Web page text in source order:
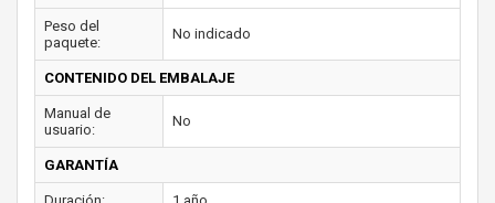
Peso del
paquete:
No indicado
CONTENIDO DEL EMBALAJE
Manual de
usuario:
No
GARANTÍA